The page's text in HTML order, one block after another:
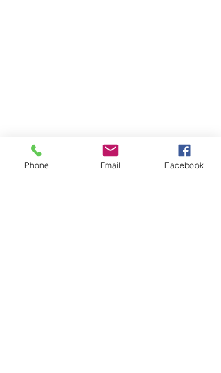
Phone Email Facebook